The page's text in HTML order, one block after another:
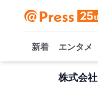
新着 エンタメ
株式会